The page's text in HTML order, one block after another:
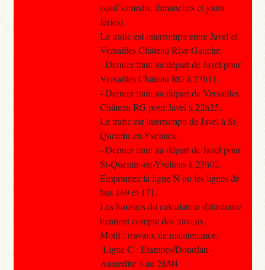
(sauf samedis, dimanches et jours
fériés).
Le trafic est interrompu entre Javel et
Versailles Château Rive Gauche.
- Dernier train au départ de Javel pour
Versailles Château RG à 23h11.
- Dernier train au départ de Versailles
Château RG pour Javel à 22h25.
Le trafic est interrompu de Javel à St-
Quentin-en-Yvelines.
- Dernier train au départ de Javel pour
St-Quentin-en-Yvelines à 23h02.
Empruntez la ligne N ou les lignes de
bus 169 et 171.
Les horaires du calculateur d'itinéraire
tiennent compte des travaux.
Motif : travaux de maintenance.
Ligne C : Etampes/Dourdan -
Austerlitz 3 au 28/04